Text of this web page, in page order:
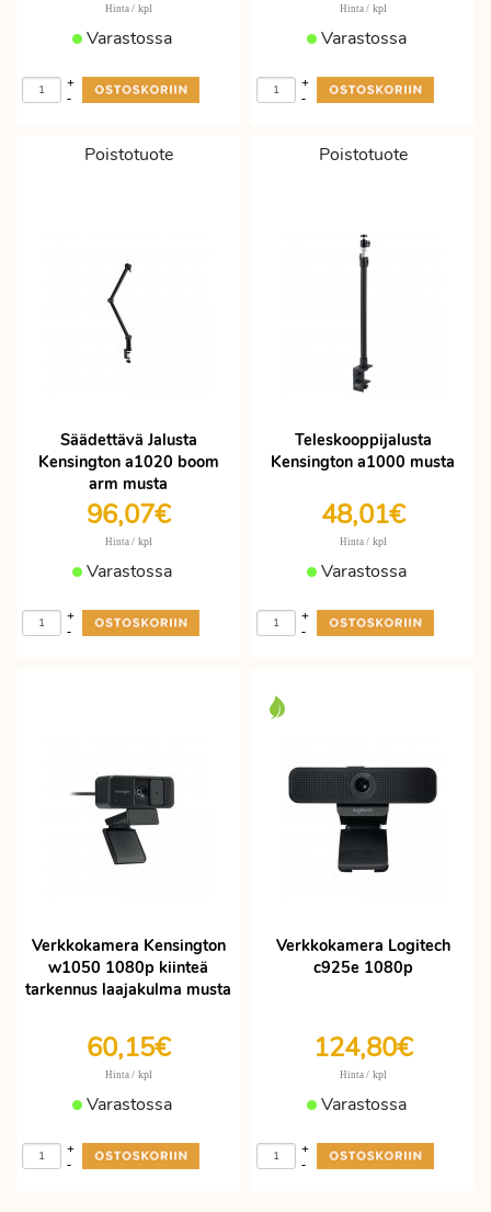
Hinta / kpl
Varastossa
-
+
Hinta / kpl
Varastossa
-
+
Poistotuote
Säädettävä Jalusta
Kensington a1020 boom
arm musta
96,07€
Hinta / kpl
Varastossa
-
+
Poistotuote
Teleskooppijalusta
Kensington a1000 musta
48,01€
Hinta / kpl
Varastossa
-
+
Verkkokamera Kensington
w1050 1080p kiinteä
tarkennus laajakulma musta
60,15€
Hinta / kpl
Varastossa
-
+
Verkkokamera Logitech
c925e 1080p
124,80€
Hinta / kpl
Varastossa
-
+